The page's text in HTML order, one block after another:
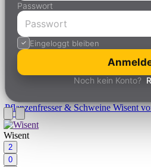
Passwort
Eingeloggt bleiben
Noch kein Konto?
Pflanzenfresser & SchweineWisent
Wisent
2
0